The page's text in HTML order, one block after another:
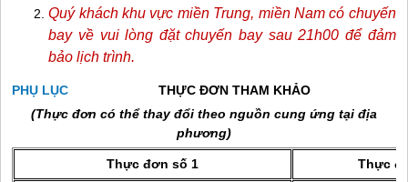
Quý khách khu vực miền Trung, miền Nam có chuyến
bay về vui lòng đặt chuyến bay sau 21h00 để đảm
bảo lịch trình.
PHỤ LỤC
THỰC ĐƠN THAM KHẢO
(Thực đơn có thể thay đổi theo nguồn cung ứng tại địa
phương)
Thực đơn số 1
Thực